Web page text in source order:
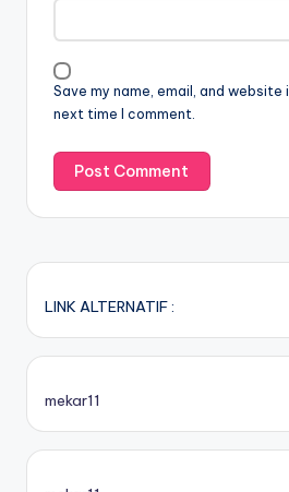
Save my name, email, and
next time I comment.
LINK ALTERNATIF :
mekar11